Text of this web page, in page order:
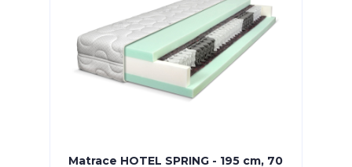
Matrace HOTEL SPRING - 195 cm, 70